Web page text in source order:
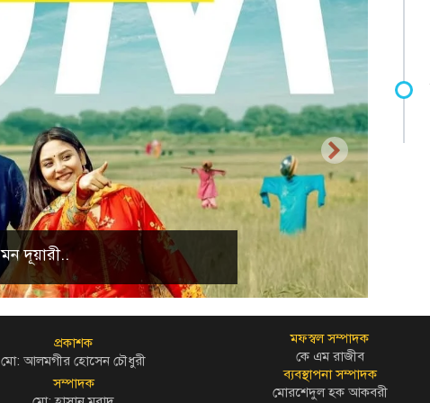
দৃশ্য
প্রকাশক
মো: আলমগীর হোসেন চৌধুরী
সম্পাদক
মফস্বল সম্পাদক
কে এম রাজীব
ব্যবস্থাপনা সম্পাদক
মোরশেদুল হক আকবরী